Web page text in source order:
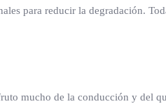
para reducir la degradación.
mucho de la conducción y del